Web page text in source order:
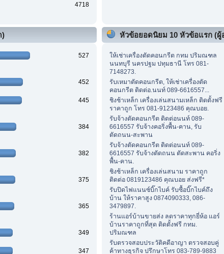
4718
)
527
452
445
384
382
375
365
349
347
หัวข้อยอดนิยม 10 หัวข้อแรก (ผู้
ให้เช่าเครื่องตัดคอนกรีต กทม ปริมณฑล
นนทบุรี นครปฐม ปทุมธานี โทร 081-
7148273.
รับเหมาตัดคอนกรีต, ให้เช่าเครื่องตัด
คอนกรีต ติดต่อ.นนท์ 089-6616557...
ชิงช้าเหล็ก เครื่องเล่นสนามเหล็ก ติดตั้งฟรี
ราคาถูก โทร 081-9123486 คุณบอย.
รับจ้างตัดคอนกรีต ติดต่อนนท์ 089-
6616557 รับจ้างคอริ่งพื้น-คาน, รับ
ตัดถนน-สะพาน
รับจ้างตัดคอนกรีต ติดต่อนนท์ 089-
6616557 รับจ้างตัดถนน ตัดสะพาน คอริ่ง
พื้น-คาน.
ชิงช้าเหล็ก เครื่องเล่นสนาม ราคาถูก
ติดต่อ 0819123486 คุณบอย ส่งฟรี*
รับปิดไฟแนนซ์บิ๊กไบค์ รับซื้อบิ๊กไบค์ถึง
บ้าน ให้ราคาสูง 0874090333, 086-
3479897.
ร้านแอร์บ้านขายส่ง ลดราคาทุกยี่ห้อ แอร์
บ้านราคาถูกที่สุด ติดตั้งฟรี กทม.
ปริมณฑล
รับตรวจสอบประวัติคดีอาญา ตรวจสอบคู่
ค้าทางธุรกิจ ปรึกษาโทร 083-789-9883